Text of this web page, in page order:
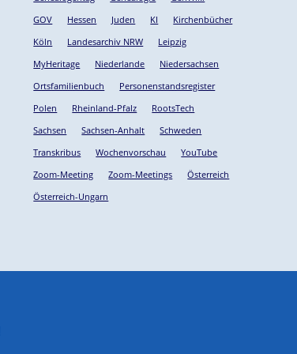
GOV
Hessen Juden KI
Kirchenbücher
Köln
Landesarchiv NRW
Leipzig
MyHeritage
Niederlande
Niedersachsen
Ortsfamilienbuch
Personenstandsregister
Polen
Rheinland-Pfalz
RootsTech
Sachsen
Sachsen-Anhalt
Schweden
Transkribus
Wochenvorschau
YouTube
Zoom-Meeting
Zoom-Meetings
Österreich
Österreich-Ungarn